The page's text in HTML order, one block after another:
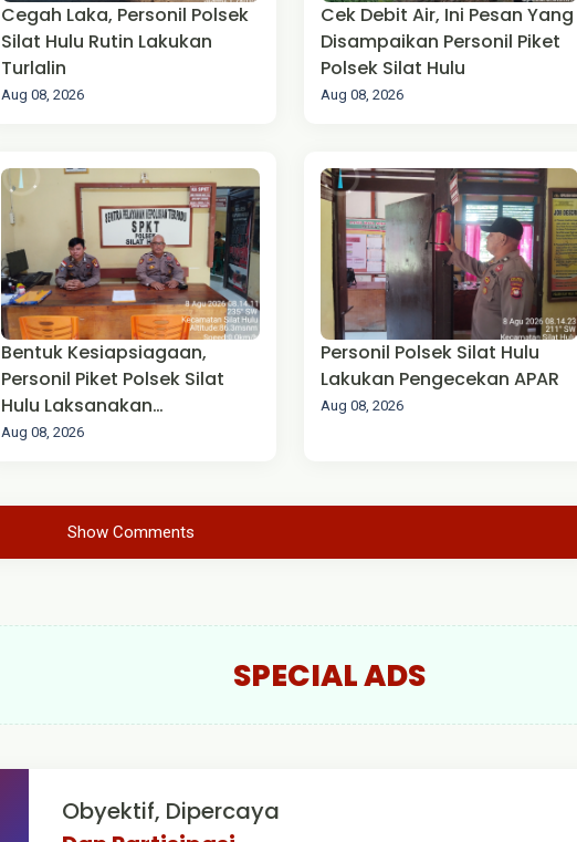
Cegah Laka, Personil Polsek
Silat Hulu Rutin Lakukan
Turlalin
Aug 08, 2026
Cek Debit Air, Ini Pesan Yang
Disampaikan Personil Piket
Polsek Silat Hulu
Aug 08, 2026
Bentuk Kesiapsiagaan,
Personil Piket Polsek Silat
Hulu Laksanakan
Pengamanan Mako
Aug 08, 2026
Personil Polsek Silat Hulu
Lakukan Pengecekan APAR
Aug 08, 2026
Show Comments
SPECIAL ADS
Obyektif, Dipercaya